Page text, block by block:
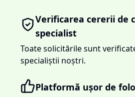
Verificarea cererii de
specialist
Toate solicitările sunt
specialiștii noștri.
Platformă ușor de